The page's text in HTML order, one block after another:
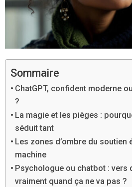
Sommaire
ChatGPT, confident moderne
?
La magie et les pièges :
séduit tant
Les zones d’ombre du soutien
machine
Psychologue ou chatbot : vers
vraiment quand ça ne va pas ?